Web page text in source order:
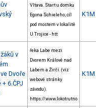
Vltava. Start u domku
Egona Schieleho; cíl
pod mostem v lokalitě
U Trojice - htt
K1M
v
Dvoře
6.ČPJ
řeka Labe mezi
Dvorem Králové nad
Labem a Žirčí. (viz
webové stránky
závodu).
https://www.lokotrutno
K1M